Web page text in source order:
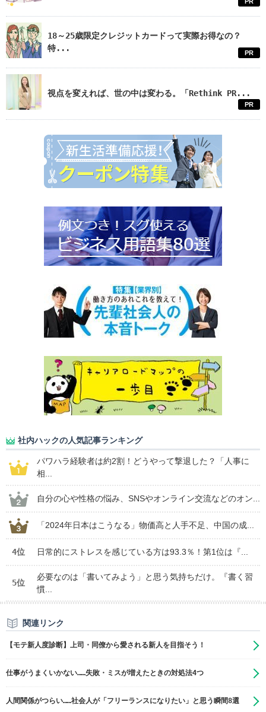
18～25歳限定クレジットカードって実際お得なの？
特...
PR
視点を変えれば、世の中は変わる。「Rethink PR...
PR
社内ハックの人気記事ランキング
パワハラ経験者は約2割！どうやって撃退した？「人事に
相...
自分の心や性格の悩み、SNSやオンライン交流などのオン...
「2024年日本はこうなる」物価高と人手不足、中国の成...
4位 日常的にストレスを感じている方は93.3％！第1位は『...
5位
必要なのは「書いてみよう」と思う気持ちだけ。『書く習
慣...
関連リンク
【モテ新人度診断】上司・同僚から愛される新人を目指そう！
仕事がうまくいかない……失敗・ミスが増えたときの対処法4つ
人間関係がつらい……社会人が「フリーランスになりたい」と思う瞬間8選